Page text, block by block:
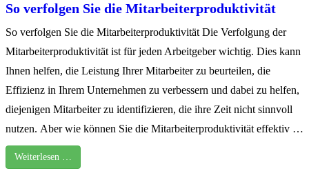
So verfolgen Sie die Mitarbeiterproduktivität
So verfolgen Sie die Mitarbeiterproduktivität Die Verfolgung der
Mitarbeiterproduktivität ist für jeden Arbeitgeber wichtig. Dies kann
Ihnen helfen, die Leistung Ihrer Mitarbeiter zu beurteilen, die
Effizienz in Ihrem Unternehmen zu verbessern und dabei zu helfen,
diejenigen Mitarbeiter zu identifizieren, die ihre Zeit nicht sinnvoll
nutzen. Aber wie können Sie die Mitarbeiterproduktivität effektiv …
Weiterlesen …